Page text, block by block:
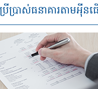
ើប្រាស់ធនាគារតាមអុីន